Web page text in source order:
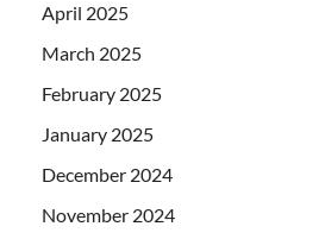
April 2025
March 2025
February 2025
January 2025
December 2024
November 2024